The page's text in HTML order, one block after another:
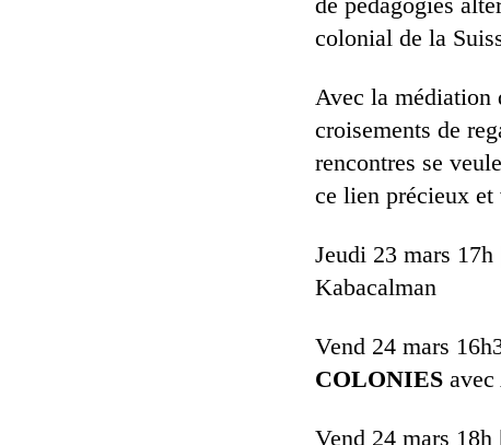
colonial de la
Avec la médiation
croisements de
rencontres se
ce lien précieux
Jeudi 23 mars 17h
Kabacalman
Vend 24 mars
COLONIES
Vend 24 mars 18h